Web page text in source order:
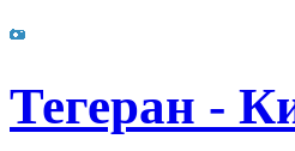
Тегеран -